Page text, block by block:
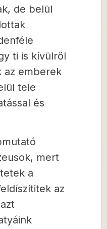
de belül
ti is kívülről
az emberek
tele
és
mert
a
az